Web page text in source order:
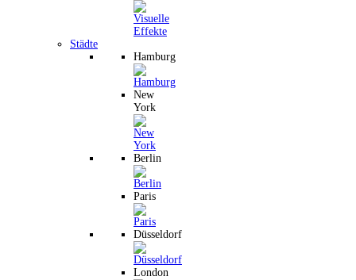
Städte
Hamburg
New
York
Berlin
Paris
Düsseldorf
London